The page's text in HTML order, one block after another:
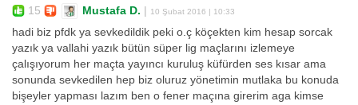
15 Mustafa D. 10 Şubat 2016 | 10:33
hadi biz pfdk ya sevkedildik peki o.ç köçekten kim hesap sorcak
yazık ya vallahi yazık bütün süper lig maçlarını izlemeye
çalışıyorum her maçta yayıncı kuruluş küfürden ses kısar ama
sonunda sevkedilen hep biz oluruz yönetimin mutlaka bu konuda
bişeyler yapması lazım ben o fener maçına girerim aga kimse